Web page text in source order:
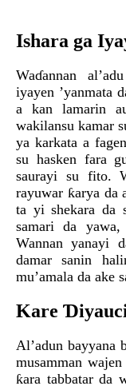
Ishara ga
Waɗannan
iyayen ’yanmata
a kan lamarin
wakilansu kamar
ya karkata a
su hasken fara
saurayi su fito.
rayuwar ƙarya da
ta yi shekara da
samari da
Wannan yanayi
damar sanin
mu’amala da ake
Kare
Al’adun bayyana
musamman
ƙara tabbatar da